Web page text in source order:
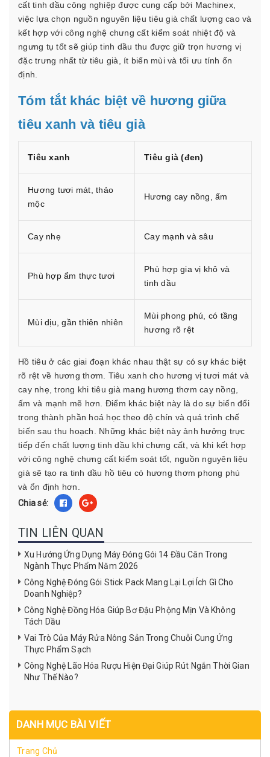
cất tinh dầu công nghiệp được cung cấp bởi Machinex,
việc lựa chọn nguồn nguyên liệu tiêu già chất lượng cao và
kết hợp với công nghệ chưng cất kiểm soát nhiệt độ và
ngưng tụ tốt sẽ giúp tinh dầu thu được giữ trọn hương vị
đặc trưng nhất từ tiêu già, ít biến mùi và tối ưu tính ổn
định.
Tóm tắt khác biệt về hương giữa
tiêu xanh và tiêu già
Tiêu xanh Tiêu già (đen)
Hương tươi mát, thảo
mộc
Hương cay nồng, ấm
Cay nhẹ Cay mạnh và sâu
Phù hợp ẩm thực tươi
Phù hợp gia vị khô và
tinh dầu
Mùi dịu, gần thiên nhiên
Mùi phong phú, có tầng
hương rõ rệt
Hồ tiêu ở các giai đoạn khác nhau thật sự có sự khác biệt
rõ rệt về hương thơm. Tiêu xanh cho hương vị tươi mát và
cay nhẹ, trong khi tiêu già mang hương thơm cay nồng,
ấm và mạnh mẽ hơn. Điểm khác biệt này là do sự biến đổi
trong thành phần hoá học theo độ chín và quá trình chế
biến sau thu hoạch. Những khác biệt này ảnh hưởng trực
tiếp đến chất lượng tinh dầu khi chưng cất, và khi kết hợp
với công nghệ chưng cất kiểm soát tốt, nguồn nguyên liệu
già sẽ tạo ra tinh dầu hồ tiêu có hương thơm phong phú
và ổn định hơn.
Chia sẻ:
TIN LIÊN QUAN
Xu Hướng Ứng Dụng Máy Đóng Gói 14 Đầu Cân Trong
Ngành Thực Phẩm Năm 2026
Công Nghệ Đóng Gói Stick Pack Mang Lại Lợi Ích Gì Cho
Doanh Nghiệp?
Công Nghệ Đồng Hóa Giúp Bơ Đậu Phộng Mịn Và Không
Tách Dầu
Vai Trò Của Máy Rửa Nông Sản Trong Chuỗi Cung Ứng
Thực Phẩm Sạch
Công Nghệ Lão Hóa Rượu Hiện Đại Giúp Rút Ngắn Thời Gian
Như Thế Nào?
DANH MỤC BÀI VIẾT
Trang Chủ